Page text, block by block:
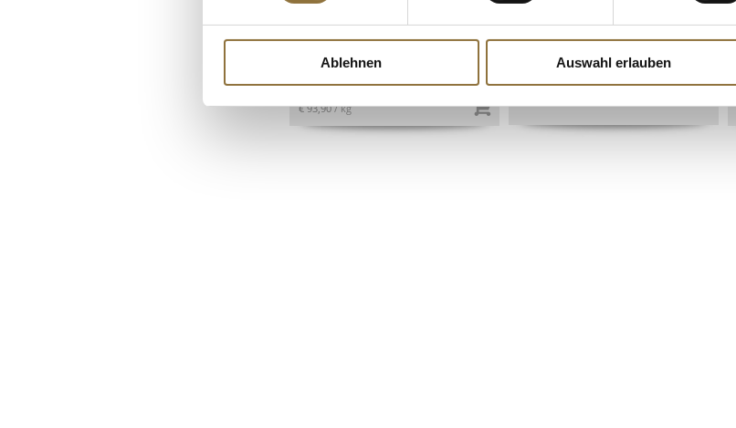
Ablehnen Auswahl erlauben
Schokolade, gestreift,
25x40mm, 680 g, 350 St
Art.Nr.:16066
€ 63,85
€ 93,90/ kg
ungezuckert, 1 kg
Art.Nr.:49108
Derzeit nicht auf Lager